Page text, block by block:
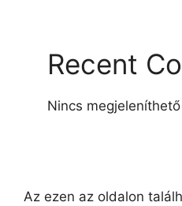
Recent
Nincs
Az ezen az oldalon